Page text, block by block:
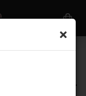
vernähbar